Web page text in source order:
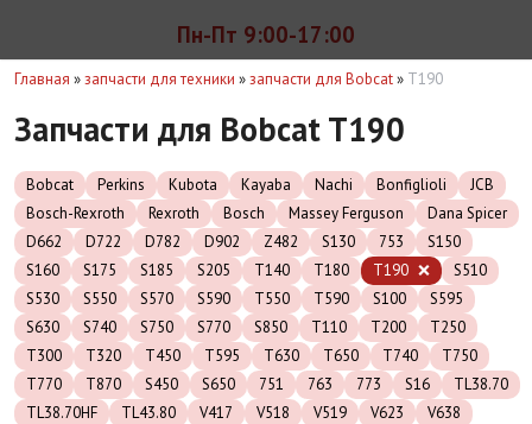
Пн-Пт 9:00-17:00
Главная »запчасти для техники »запчасти для Bobcat» T190
Запчасти для Bobcat T190
Bobcat Perkins Kubota Kayaba Nachi Bonfiglioli
JCB
Bosch-Rexroth
Rexroth Bosch Massey Ferguson
Dana Spicer
D662
D722 D782 D902 Z482 S130 753
S150
S160
S175 S185 S205 T140 T180 T190
S510
S530
S550 S570 S590 T550 T590 S100
S595
S630
S740 S750 S770 S850 T110 T200
T250
T300
T320 T450 T595 T630 T650 T740
T750
T770
T870 S450 S650 751 763 773 S16
TL38.70
TL38.70HF
TL43.80 V417 V518 V519 V623
V638